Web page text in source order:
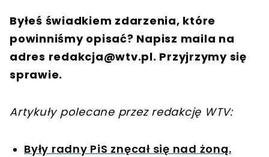
Byłeś świadkiem zdarzenia, które
powinniśmy opisać? Napisz maila na
adres redakcja@wtv.pl. Przyjrzymy się
sprawie.
Artykuły polecane przez redakcję WTV:
Były radny PiS znęcał się nad żoną.